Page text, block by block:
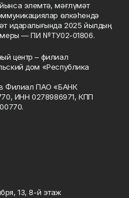
элемтә, мәғлүмәт
өлкәһендә
идаралығында 2025 йылдың
— ПИ №ТУ02-01806.
центр – филиал
дом «Республика
в Филиал ПАО «БАНК
ИНН 0278986971, КПП
13, 8-й этаж